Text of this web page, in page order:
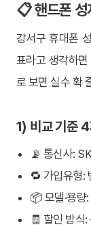
📋 핸드폰 성
강서구 휴대폰
표라고 생각하
로 보면 실수 확
1) 비교 기준 4
📡 통신사:
🔁 가입유형:
📦 모델·용
🧾 할인 방식